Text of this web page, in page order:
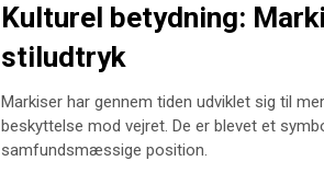
Kulturel betydning:
stiludtryk
Markiser har gennem tiden udviklet sig til
beskyttelse mod vejret. De er blevet et
samfundsmæssige position.